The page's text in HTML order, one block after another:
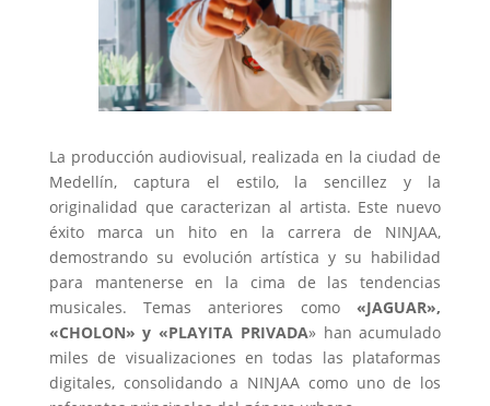
La producción audiovisual, realizada en la ciudad de
Medellín, captura el estilo, la sencillez y la
originalidad que caracterizan al artista. Este nuevo
éxito marca un hito en la carrera de NINJAA,
demostrando su evolución artística y su habilidad
para mantenerse en la cima de las tendencias
musicales. Temas anteriores como «JAGUAR»,
«CHOLON» y «PLAYITA PRIVADA» han acumulado
miles de visualizaciones en todas las plataformas
digitales, consolidando a NINJAA como uno de los